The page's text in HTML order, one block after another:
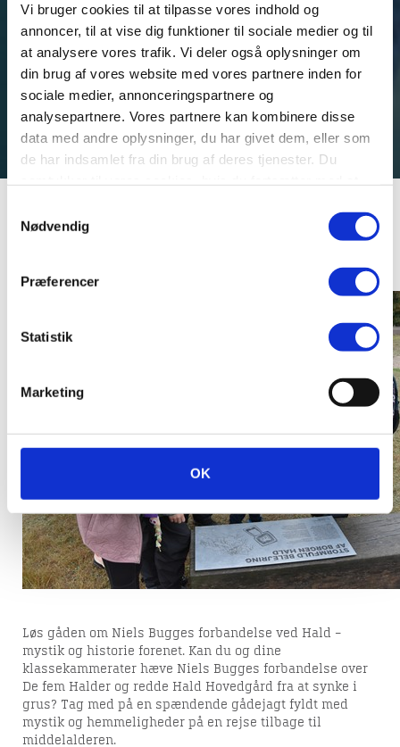
Vi bruger cookies til at tilpasse vores indhold og
annoncer, til at vise dig funktioner til sociale medier og til
at analysere vores trafik. Vi deler også oplysninger om
din brug af vores website med vores partnere inden for
sociale medier, annonceringspartnere og
analysepartnere. Vores partnere kan kombinere disse
data med andre oplysninger, du har givet dem, eller som
de har indsamlet fra din brug af deres tjenester. Du
Nødvendig
Præferencer
Statistik
Marketing
OK
Niels Bugges Forbandelse
- gådejagt på De fem Halder
Løs gåden om Niels Bugges forbandelse ved Hald –
mystik og historie forenet. Kan du og dine
klassekammerater hæve Niels Bugges forbandelse over
De fem Halder og redde Hald Hovedgård fra at synke i
grus? Tag med på en spændende gådejagt fyldt med
mystik og hemmeligheder på en rejse tilbage til
middelalderen.